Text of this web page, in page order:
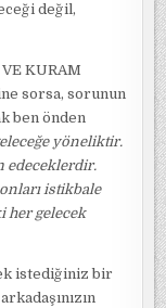
değil,
KURAM
sorsa, sorunun
ben önden
yöneliktir.
edeceklerdir.
istikbale
her gelecek
istediğiniz bir